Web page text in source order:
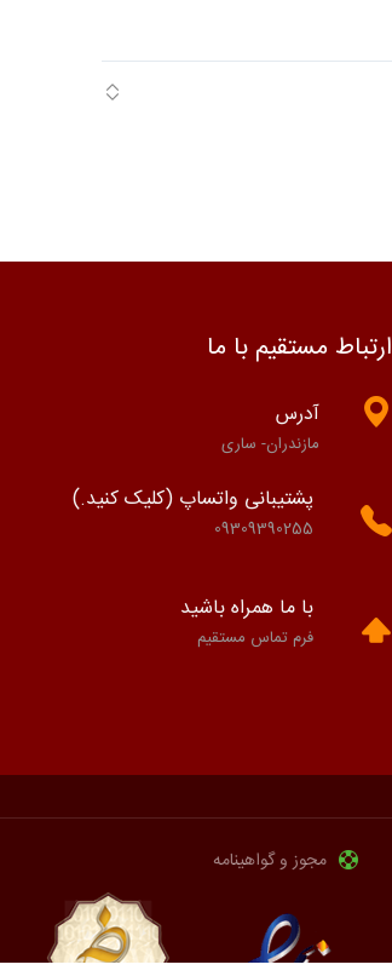
ارتباط مستقیم با ما
آدرس
مازندران- ساری
پشتیبانی واتساپ (کلیک کنید.)
09309390255
با ما همراه باشید
فرم تماس مستقیم
مجوز و گواهینامه